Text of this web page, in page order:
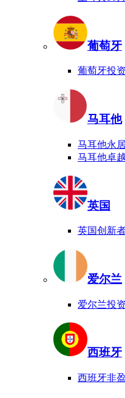
葡萄牙
葡萄牙投
马耳他
马耳他永
马耳他卓
英国
英国创新
爱尔兰
爱尔兰投
西班牙
西班牙非